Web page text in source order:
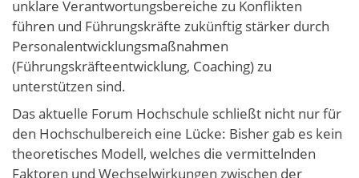
unklare Verantwortungsbereiche zu Konflikten
führen und Führungskräfte zukünftig stärker durch
Personalentwicklungsmaßnahmen
(Führungskräfteentwicklung, Coaching) zu
unterstützen sind.
Das aktuelle Forum Hochschule schließt nicht nur für
den Hochschulbereich eine Lücke: Bisher gab es kein
theoretisches Modell, welches die vermittelnden
Faktoren und Wechselwirkungen zwischen der